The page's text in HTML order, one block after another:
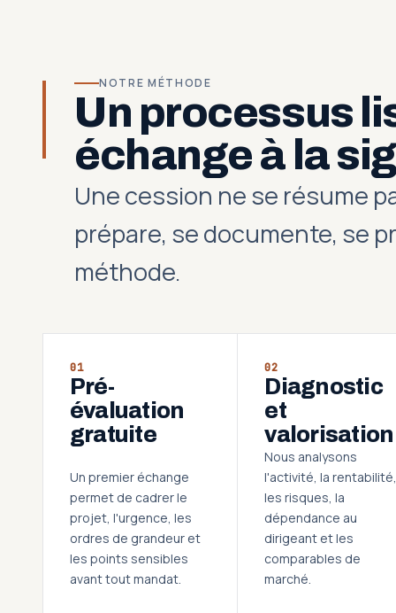
NOTRE MÉTHODE
Un processus
échange à la
Une cession ne se résume
prépare, se documente, se
méthode.
01
Pré-
évaluation
gratuite
Un premier échange
permet de cadrer le
projet, l'urgence, les
ordres de grandeur et
les points sensibles
avant tout mandat.
02
Diagnostic
et
valorisation
Nous analysons
l'activité, la
les risques, la
dépendance au
dirigeant et les
comparables de
marché.